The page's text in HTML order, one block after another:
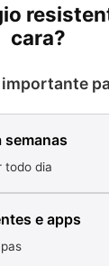
cara?
importante
semanas
todo dia
e apps